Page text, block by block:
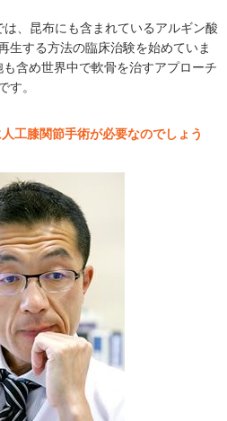
、昆布にも含まれているアルギン酸
生する方法の臨床治験を始めていま
含め世界中で軟骨を治すアプローチ
す。
工膝関節手術が必要なのでしょう